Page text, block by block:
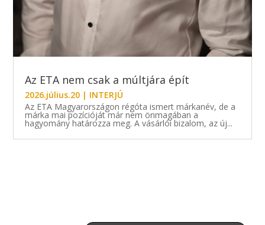
Az ETA nem csak a múltjára épít
2026.július.20 | INTERJÚ
Az ETA Magyarországon régóta ismert márkanév, de a
márka mai pozícióját már nem önmagában a
hagyomány határozza meg. A vásárlói bizalom, az új...